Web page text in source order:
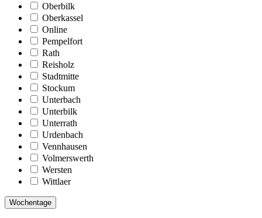
Oberbilk
Oberkassel
Online
Pempelfort
Rath
Reisholz
Stadtmitte
Stockum
Unterbach
Unterbilk
Unterrath
Urdenbach
Vennhausen
Volmerswerth
Wersten
Wittlaer
Wochentage